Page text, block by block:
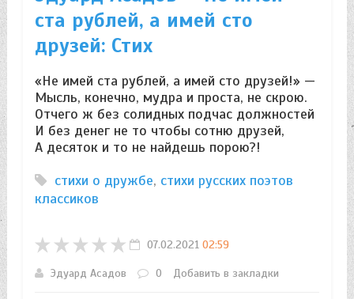
ста рублей, а имей сто
друзей: Стих
«Не имей ста рублей, а имей сто друзей!» —
Мысль, конечно, мудра и проста, не скрою.
Отчего ж без солидных подчас должностей
И без денег не то чтобы сотню друзей,
А десяток и то не найдешь порою?!
стихи о дружбе, стихи русских поэтов
классиков
07.02.2021 02:59
Эдуард Асадов
0 Добавить в закладки